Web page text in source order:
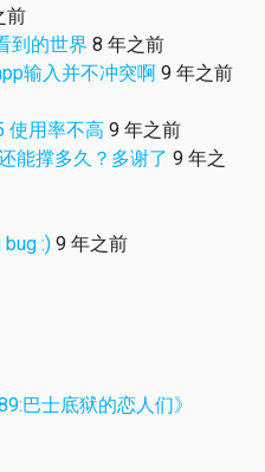
前
到的世界 8 年之前
输入并不冲突啊 9 年之前
使用率不高 9 年之前
能撑多久？多谢了 9 年之
:) 9 年之前
巴士底狱的恋人们》